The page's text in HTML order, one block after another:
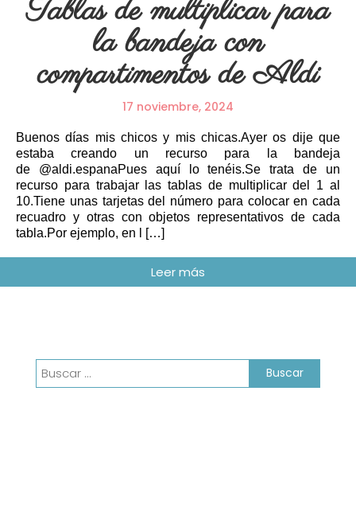
Tablas de multiplicar para
la bandeja con
compartimentos de Aldi
17 noviembre, 2024
Buenos días mis chicos y mis chicas.Ayer os dije que
estaba creando un recurso para la bandeja
de @aldi.espanaPues aquí lo tenéis.Se trata de un
recurso para trabajar las tablas de multiplicar del 1 al
10.Tiene unas tarjetas del número para colocar en cada
recuadro y otras con objetos representativos de cada
tabla.Por ejemplo, en l […]
Buscar: